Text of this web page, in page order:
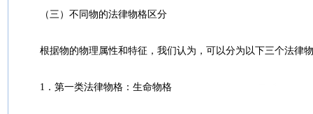
（三）不同物的法律物格区分
根据物的物理属性和特征，我们认为，可以分为以下三个法律
1．第一类法律物格：生命物格